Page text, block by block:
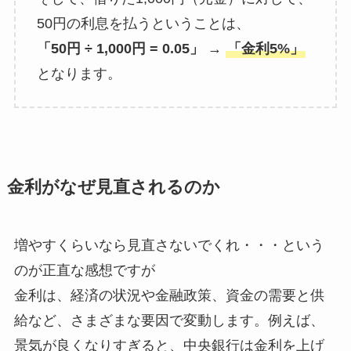
50円の利息を払うということは、
「50円 ÷ 1,000円 = 0.05」
→ 「金利5%」
となります。
金利がなぜ見直されるのか
増やすくらいなら見直さないでくれ・・・という
のが正直な感想ですが
金利は、経済の状況や金融政策、資金の需要と供
給など、さまざまな要因で変動します。例えば、
景気が良くなりすぎると、中央銀行は金利を上げ